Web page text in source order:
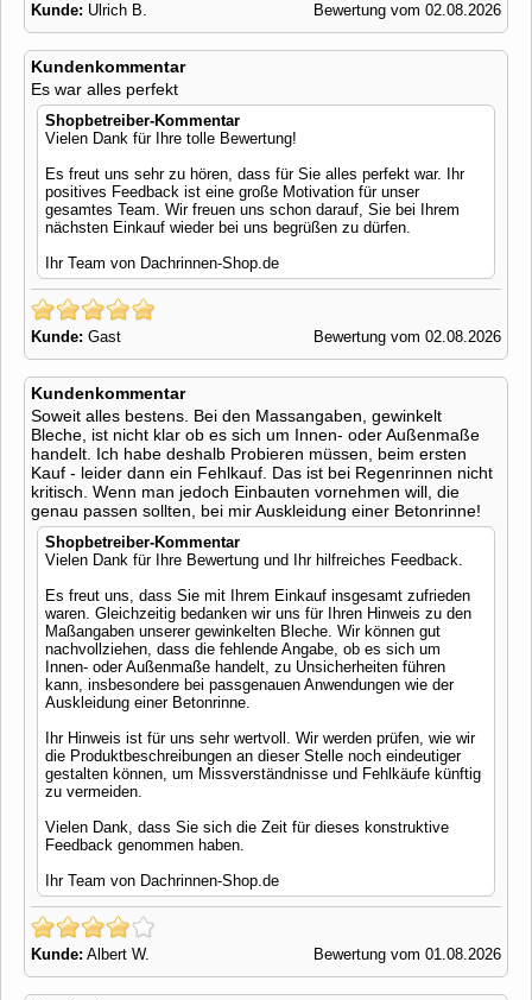
Kunde: Ulrich B. Bewertung vom 02.08.2026
Kundenkommentar
Es war alles perfekt
Shopbetreiber-Kommentar
Vielen Dank für Ihre tolle Bewertung!
Es freut uns sehr zu hören, dass für Sie alles perfekt war. Ihr
positives Feedback ist eine große Motivation für unser
gesamtes Team. Wir freuen uns schon darauf, Sie bei Ihrem
nächsten Einkauf wieder bei uns begrüßen zu dürfen.
Ihr Team von Dachrinnen-Shop.de
Kunde: Gast Bewertung vom 02.08.2026
Kundenkommentar
Soweit alles bestens. Bei den Massangaben, gewinkelt
Bleche, ist nicht klar ob es sich um Innen- oder Außenmaße
handelt. Ich habe deshalb Probieren müssen, beim ersten
Kauf - leider dann ein Fehlkauf. Das ist bei Regenrinnen nicht
kritisch. Wenn man jedoch Einbauten vornehmen will, die
genau passen sollten, bei mir Auskleidung einer Betonrinne!
Shopbetreiber-Kommentar
Vielen Dank für Ihre Bewertung und Ihr hilfreiches Feedback.
Es freut uns, dass Sie mit Ihrem Einkauf insgesamt zufrieden
waren. Gleichzeitig bedanken wir uns für Ihren Hinweis zu den
Maßangaben unserer gewinkelten Bleche. Wir können gut
nachvollziehen, dass die fehlende Angabe, ob es sich um
Innen- oder Außenmaße handelt, zu Unsicherheiten führen
kann, insbesondere bei passgenauen Anwendungen wie der
Auskleidung einer Betonrinne.
Ihr Hinweis ist für uns sehr wertvoll. Wir werden prüfen, wie wir
die Produktbeschreibungen an dieser Stelle noch eindeutiger
gestalten können, um Missverständnisse und Fehlkäufe künftig
zu vermeiden.
Vielen Dank, dass Sie sich die Zeit für dieses konstruktive
Feedback genommen haben.
Ihr Team von Dachrinnen-Shop.de
Kunde: Albert W. Bewertung vom 01.08.2026